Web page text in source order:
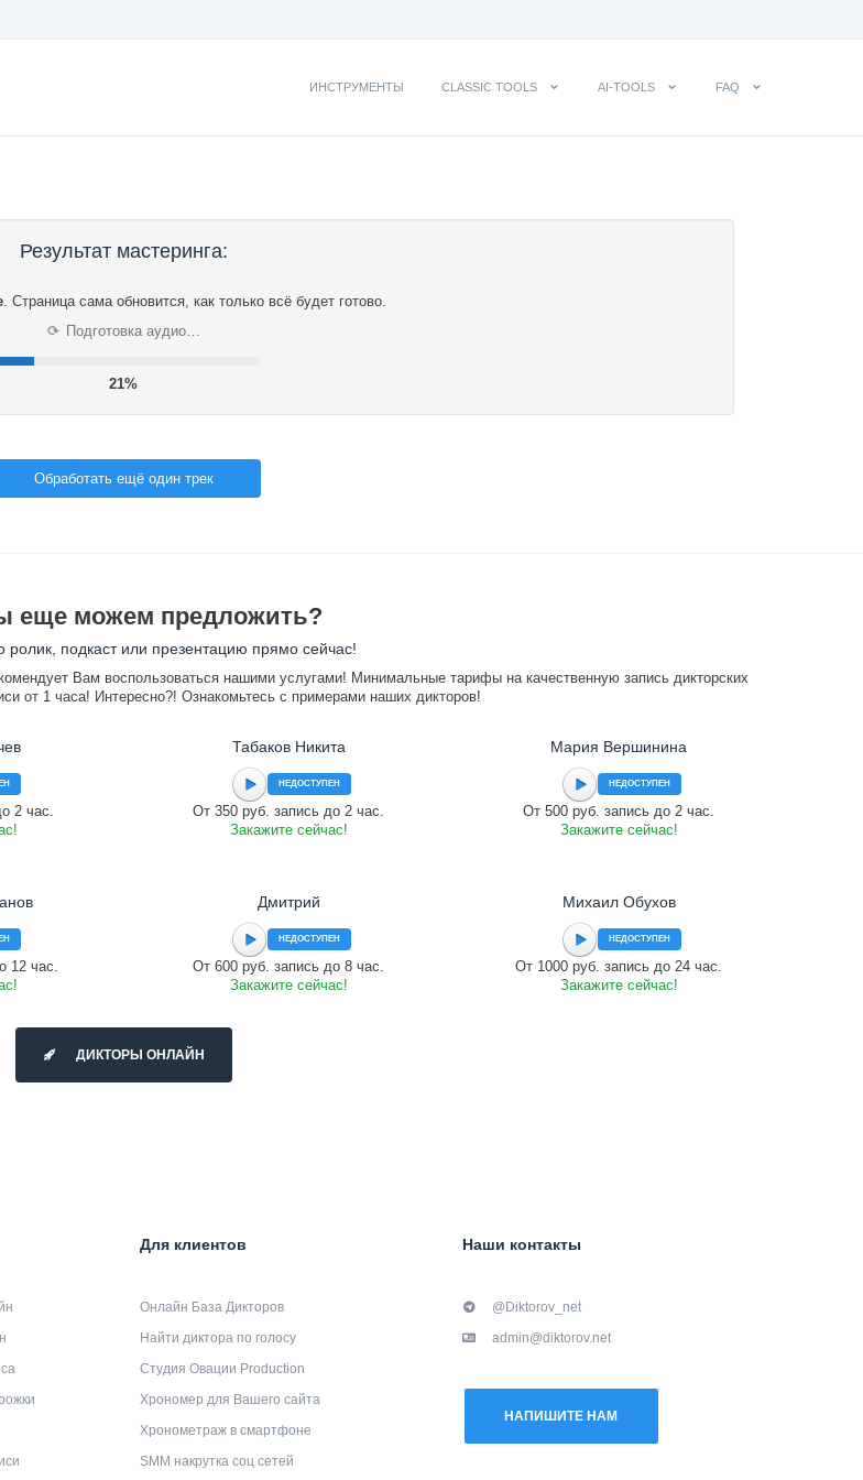
ИНСТРУМЕНТЫ CLASSIC TOOLS AI-TOOLS FAQ
Результат мастеринга:
. Страница сама обновится, как только всё будет готово.
⟳ Подготовка аудио…
22%
Обработать ещё один трек
еще можем предложить?
ролик, подкаст или презентацию прямо сейчас!
Вам воспользоваться нашими услугами! Минимальные тарифы на качественную запись дикторских
от 1 часа! Интересно?! Ознакомьтесь с примерами наших дикторов!
2 час.
Табаков Никита
НЕДОСТУПЕН
От 350 руб. запись до 2 час.
Закажите сейчас!
Мария Вершинина
НЕДОСТУПЕН
От 500 руб. запись до 2 час.
Закажите сейчас!
12 час.
Дмитрий
НЕДОСТУПЕН
От 600 руб. запись до 8 час.
Закажите сейчас!
Михаил Обухов
НЕДОСТУПЕН
От 1000 руб. запись до 24 час.
Закажите сейчас!
ДИКТОРЫ ОНЛАЙН
Для клиентов
Онлайн База Дикторов
Найти диктора по голосу
Студия Овации Production
Хрономер для Вашего сайта
Хронометраж в смартфоне
SMM накрутка соц сетей
Наши контакты
@Diktorov_net
admin@diktorov.net
НАПИШИТЕ НАМ